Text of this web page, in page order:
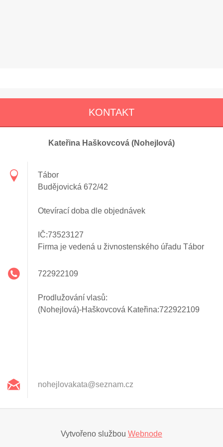
KONTAKT
Kateřina Haškovcová (Nohejlová)
Tábor
Budějovická 672/42
Otevírací doba dle objednávek
IČ:73523127
Firma je vedená u živnostenského úřadu Tábor
722922109
Prodlužování vlasů:
(Nohejlová)-Haškovcová Kateřina:722922109
nohejlovakata@seznam.cz
Vytvořeno službou Webnode